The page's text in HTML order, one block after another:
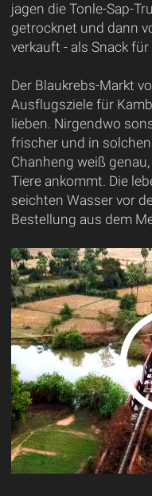
jagen die Tonle-Sap-
getrocknet und dann
verkauft - als Snack
Der Blaukrebs-Markt
Ausflugsziele für
lieben. Nirgendwo
frischer und in
Chanheng weiß
Tiere ankommt. Die
seichten Wasser vor
Bestellung aus dem